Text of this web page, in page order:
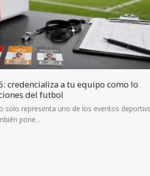
credencializa a tu equipo como lo
del futbol
solo representa uno de los eventos
pone...